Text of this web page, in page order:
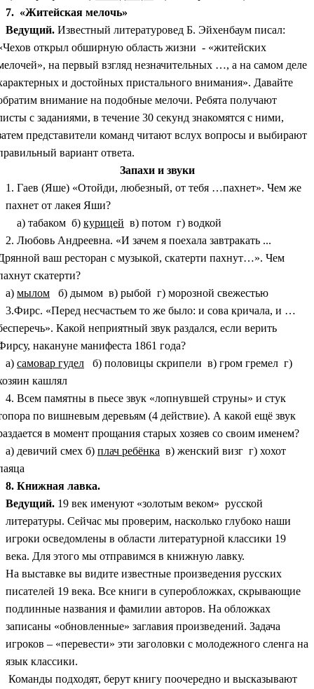
7. «Житейская мелочь»
Ведущий. Известный литературовед Б. Эйхенбаум писал:
открыл обширную область жизни - «житейских
на первый взгляд незначительных …, а на самом деле
и достойных пристального внимания». Давайте
внимание на подобные мелочи. Ребята получают
с заданиями, в течение 30 секунд знакомятся с ними,
представители команд читают вслух вопросы и выбирают
вариант ответа.
Запахи и звуки
1. Гаев (Яше) «Отойди, любезный, от тебя …пахнет». Чем же
пахнет от лакея Яши?
а) табаком б) курицей в) потом г) водкой
2. Любовь Андреевна. «И зачем я поехала завтракать ...
ваш ресторан с музыкой, скатерти пахнут…». Чем
скатерти?
а) мылом б) дымом в) рыбой г) морозной свежестью
3.Фирс. «Перед несчастьем то же было: и сова кричала, и …
Какой неприятный звук раздался, если верить
накануне манифеста 1861 года?
а) самовар гудел б) половицы скрипели в) гром гремел г)
кашлял
4. Всем памятны в пьесе звук «лопнувшей струны» и стук
по вишневым деревьям (4 действие). А какой ещё звук
в момент прощания старых хозяев со своим именем?
а) девичий смех б) плач ребёнка в) женский визг г) хохот
8. Книжная лавка.
Ведущий. 19 век именуют «золотым веком» русской
литературы. Сейчас мы проверим, насколько глубоко наши
игроки осведомлены в области литературной классики 19
века. Для этого мы отправимся в книжную лавку.
На выставке вы видите известные произведения русских
писателей 19 века. Все книги в суперобложках, скрывающие
подлинные названия и фамилии авторов. На обложках
записаны «обновленные» заглавия произведений. Задача
игроков – «перевести» эти заголовки с молодежного сленга на
язык классики.
Команды подходят, берут книгу поочередно и высказывают